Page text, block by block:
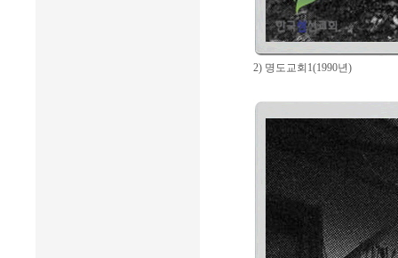
2) 명도교회1(1990년)